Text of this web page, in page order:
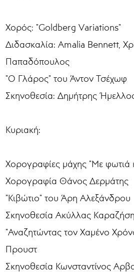
Χορός: "Goldberg Variations"
Διδασκαλία: Amalia Bennett,
Παπαδόπουλος
"Ο Γλάρος" του Άντον Τσέχωφ
Σκηνοθεσία: Δημήτρης
Κυριακή:
Χορογραφίες μάχης "Με φωτιά
Χορογραφία Θάνος Δερμάτης
"Κιβώτιο" του Άρη Αλεξάνδρου
Σκηνοθεσία Ακύλλας
"Αναζητώντας τον Χαμένο
Προυστ
Σκηνοθεσία Κωνσταντίνος